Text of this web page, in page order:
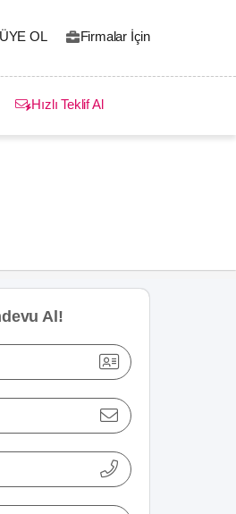
ÜYE OL Firmalar İçin
Hızlı Teklif Al
Al!